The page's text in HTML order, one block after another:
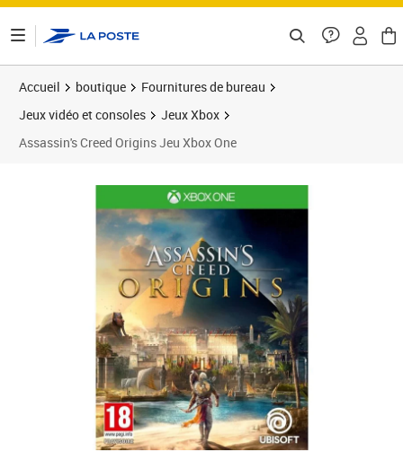
Accueil boutique
Fournitures de bureau
Jeux vidéo et consoles
Jeux Xbox
Assassin's Creed Origins Jeu Xbox One